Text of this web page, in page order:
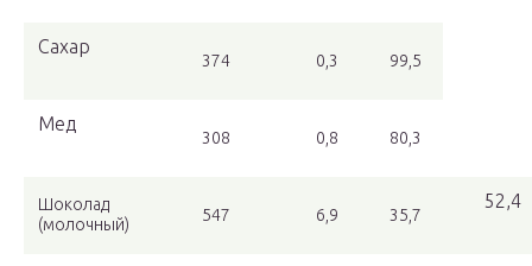
Сахар
374 0,3 99,5
Мед
308 0,8 80,3
Шоколад
(молочный)
547 6,9 35,7
52,4